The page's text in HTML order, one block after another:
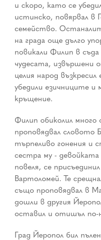
и скоро, като се
истинско, повярвал в
семейство.
на града още дълго
повикали Филип в
чудесата, извършени
целия народ
убедили езичниците и
кръщение.
Филип обиколил
проповядвал словото
търпеливо гонения и
сестра му -
повеля, се
Вартоломей. Те
също проповядвал в
дошли в другия
оставил и отишъл
Град Йеропол бил